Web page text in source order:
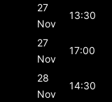
27
Nov
13:30
27
Nov
17:00
28
Nov
14:30